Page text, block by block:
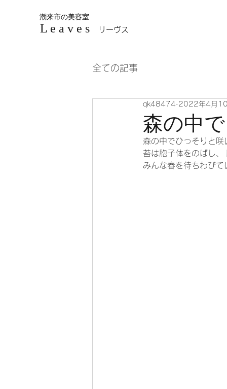
潮来市の美容室
L e a v e s リーヴス
全ての記事
森の中で
qk48474 2022年4月10
森の中でひっそりと咲
苔は胞子体をのばし、
みんな春を待ちわび